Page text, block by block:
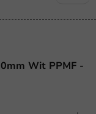
Wit PPMF -